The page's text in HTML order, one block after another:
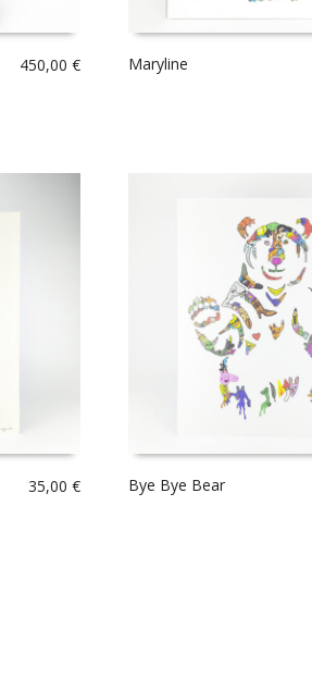
450,00 € Maryline
35,00 € Bye Bye Bear